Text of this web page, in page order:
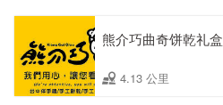
熊介巧曲奇饼乾礼盒
4.13 公里